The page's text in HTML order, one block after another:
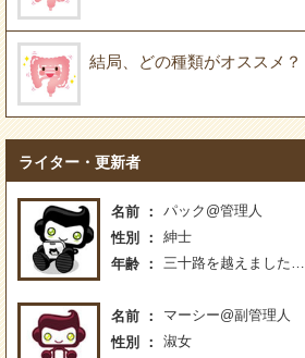
結局、どの種類がオススメ？
ライター・更新者
名前
パック@管理人
性別
紳士
年齢
三十路を越えました…
名前
マーシー@副管理人
性別
淑女